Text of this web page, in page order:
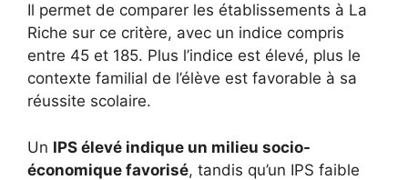
Il permet de comparer les établissements à La
Riche sur ce critère, avec un indice compris
entre 45 et 185. Plus l’indice est élevé, plus le
contexte familial de l’élève est favorable à sa
réussite scolaire.
Un IPS élevé indique un milieu socio-
économique favorisé, tandis qu’un IPS faible